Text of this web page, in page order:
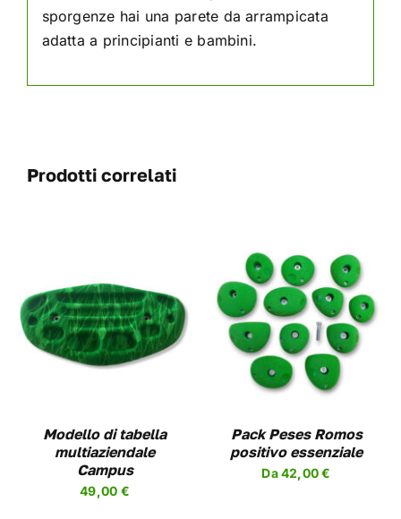
sporgenze hai una parete da arrampicata
adatta a principianti e bambini.
Prodotti correlati
Modello di tabella
multiaziendale
Campus
49,00 €
SCEGLI QUESTO
PRODOTTO
HA
PIÙ
OPZIONI
POSSONO
ESSERE
SCELTE
NELLA
/ DETAILS
Pack Peses Romos
positivo essenziale
Da42,00€